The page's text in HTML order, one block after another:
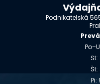
Podnikatelská
St:
Št:
Pi: